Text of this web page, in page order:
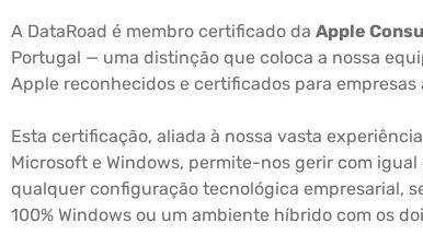
A DataRoad é membro certificado da Apple
Portugal — uma distinção que coloca a nossa
Apple reconhecidos e certificados para empresas
Esta certificação, aliada à nossa vasta
Microsoft e Windows, permite-nos gerir com
qualquer configuração tecnológica empresarial,
100% Windows ou um ambiente híbrido com os